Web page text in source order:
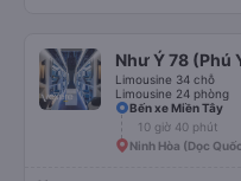
Như Ý 78 (Phú
Limousine 34 chỗ
Limousine 24 phòng
Bến xe Miền Tây
10 giờ 40 phút
Ninh Hòa (Dọc